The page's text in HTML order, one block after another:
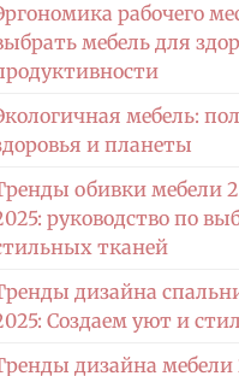
рабочего
мебель для
мебель:
и планеты
обивки мебели
руководство по
тканей
дизайна
Создаем уют и
дизайна мебели